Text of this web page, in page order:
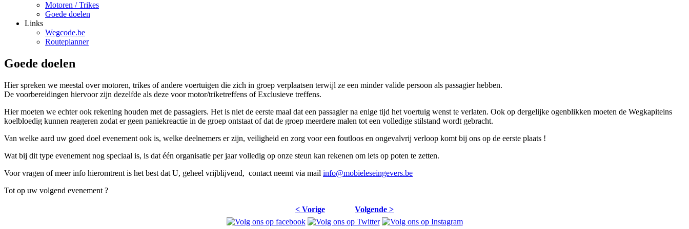
Motoren / Trikes
Goede doelen
Links
Wegcode.be
Routeplanner
Goede doelen
Hier spreken we meestal over motoren, trikes of andere voertuigen die zich in groep verplaatsen terwijl ze een minder valide persoon als passagier hebben.
De voorbereidingen hiervoor zijn dezelfde als deze voor motor/triketreffens of Exclusieve treffens.
Hier moeten we echter ook rekening houden met de passagiers. Het is niet de eerste maal dat een passagier na enige tijd het voertuig wenst te verlaten. Ook op dergelijke ogenblikken moeten de Wegkapiteins
koelbloedig kunnen reageren zodat er geen paniekreactie in de groep ontstaat of dat de groep meerdere malen tot een volledige stilstand wordt gebracht.
Van welke aard uw goed doel evenement ook is, welke deelnemers er zijn, veiligheid en zorg voor een foutloos en ongevalvrij verloop komt bij ons op de eerste plaats !
Wat bij dit type evenement nog speciaal is, is dat één organisatie per jaar volledig op onze steun kan rekenen om iets op poten te zetten.
Voor vragen of meer info hieromtrent is het best dat U, geheel vrijblijvend, contact neemt via mail info@mobieleseingevers.be
Tot op uw volgend evenement ?
< Vorige Volgende >